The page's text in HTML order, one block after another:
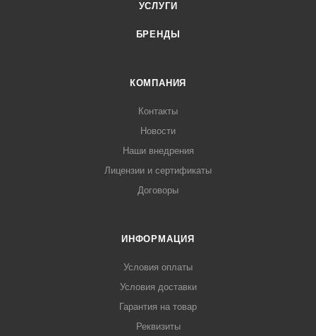
УСЛУГИ
БРЕНДЫ
КОМПАНИЯ
Контакты
Новости
Наши внедрения
Лицензии и сертификаты
Договоры
ИНФОРМАЦИЯ
Условия оплаты
Условия доставки
Гарантия на товар
Реквизиты